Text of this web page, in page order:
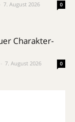
7. August 2026 0
Charakter-
7. August 2026 0